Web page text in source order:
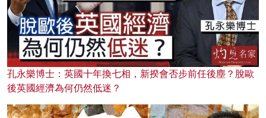
孔永樂博士：英國十年換七相，新揆會否步前任後塵？脫歐
後英國經濟為何仍然低迷？